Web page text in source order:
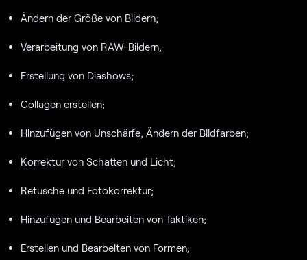
Ändern der Größe von Bildern;
Verarbeitung von RAW-Bildern;
Erstellung von Diashows;
Collagen erstellen;
Hinzufügen von Unschärfe, Ändern der Bildfarben;
Korrektur von Schatten und Licht;
Retusche und Fotokorrektur;
Hinzufügen und Bearbeiten von Taktiken;
Erstellen und Bearbeiten von Formen;